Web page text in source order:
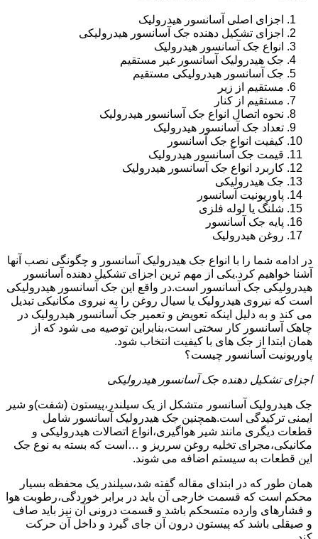
اجزای اصلی آسانسور هیدرولیک
اجزای تشکیل دهنده جک آسانسور هیدرولیکی
انواع جک آسانسور هیدرولیک
جک هیدرولیک آسانسور غیر مستقیم
جک آسانسور هیدرولیکی مستقیم
مستقیم از زیر
مستقیم از کنار
نحوه اتصال انواع جک آسانسور هیدرولیک
تعداد جک آسانسور هیدرولیک
کیفیت انواع جک آسانسور
قیمت جک آسانسور هیدرولیک
کاربرد انواع جک آسانسور هیدرولیک
جک هیدرولیکی
پاوریونیت آسانسور
شلنگ یا لوله فلزی
پایه جک آسانسور
روغن هیدرولیک
در ادامه شما را با انواع جک هیدرولیک آسانسور و چگونگی نصب آنها
آشنا خواهیم کرد.یکی از مهم ترین اجزای تشکیل دهنده آسانسور
هیدرولیکی جک آسانسور است.در واقع این جک آسانسور هیدرولیکی
است که نیروی هیدرولیک یا سیال روغن را به نیروی مکانیکی تبدیل
می کند و به دلیل اینکه تعویض و تعمیر جک آسانسور هیدرولیک در
چاهک آسانسور کار سختی است،بنابراین توصیه می شود که از
همان ابتدا از جک های با کیفیت انتخاب شود.
پاوریونیت آسانسور چیست؟
اجزای تشکیل دهنده جک آسانسور هیدرولیکی
جک هیدرولیک آسانسور متشکل از یک سیلندر،پیستون (شفت)و شیر
ایمنی ترکیدگی است.همچنین جک هیدرولیک آسانسور شامل
قطعات دیگری مانند شیر هواگیری،انواع اتصالات هیدرولیکی و
مکانیکی،مجرای تخلیه روغن سرریز و …است که بسته به نوع جک
این قطعات به سیستم اضافه می شوند.
همان طور که در ابتدای مقاله گفته شد،سیلندر یک محفظه بسیار
محکم است که قسمت خارجی آن باید در برابر خوردگی،رطوبت هوا
و فشارهای وارده متسحکم باشد و قسمت درونی آن نیز باید صاف
و صیقلی باشد که پیستون درون آن جای گیرد و داخل آن حرکت